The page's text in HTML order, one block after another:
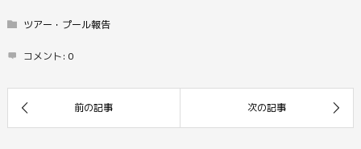
ツアー・プール報告
コメント: 0